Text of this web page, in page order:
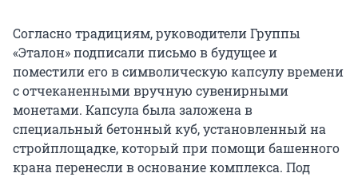
Согласно традициям, руководители Группы
«Эталон» подписали письмо в будущее и
поместили его в символическую капсулу времени
с отчеканенными вручную сувенирными
монетами. Капсула была заложена в
специальный бетонный куб, установленный на
стройплощадке, который при помощи башенного
крана перенесли в основание комплекса. Под